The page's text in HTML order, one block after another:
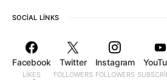
SOCIAL LINKS
Facebook
LIKES
Twitter
FOLLOWERS
Instagram
FOLLOWERS